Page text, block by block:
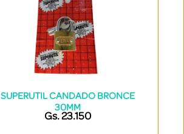
SUPERUTIL CANDADO BRONCE
30MM
Gs. 23.150